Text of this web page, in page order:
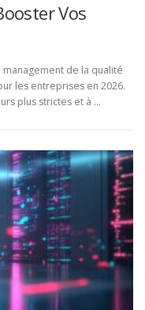
Vos
de la qualité
les entreprises en 2026.
plus strictes et à …